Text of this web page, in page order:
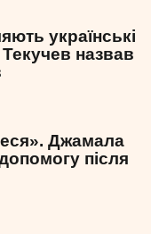
українські
назвав
Джамала
після